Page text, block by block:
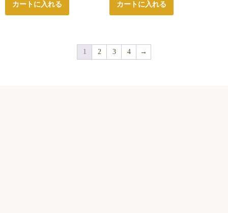
カートに入れる カートに入れる
1 2 3 4 →